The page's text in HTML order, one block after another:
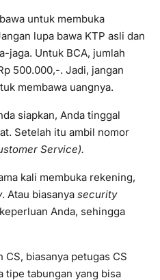
untuk membuka
lupa bawa KTP asli dan
jaga. Untuk BCA, jumlah
500.000,-. Jadi, jangan
membawa uangnya.
siapkan, Anda tinggal
Setelah itu ambil nomor
Service).
kali membuka rekening,
. Atau biasanya security
Anda, sehingga
CS, biasanya petugas CS
tipe tabungan yang bisa